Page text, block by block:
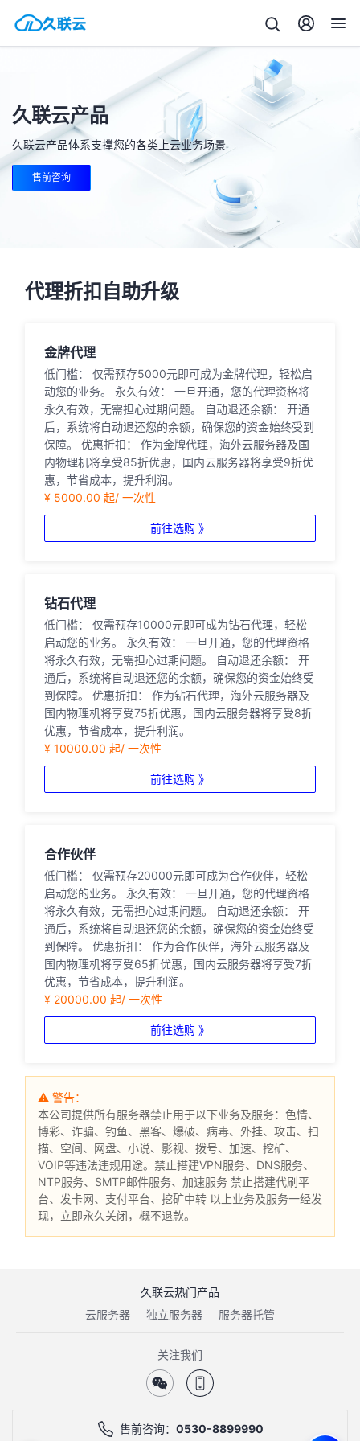
久联云产品
久联云产品体系支撑您的各类上云业务场景
售前咨询
代理折扣自助升级
金牌代理
低门槛： 仅需预存5000元即可成为金牌代理，轻松启
动您的业务。 永久有效： 一旦开通，您的代理资格将
永久有效，无需担心过期问题。 自动退还余额： 开通
后，系统将自动退还您的余额，确保您的资金始终受到
保障。 优惠折扣： 作为金牌代理，海外云服务器及国
内物理机将享受85折优惠，国内云服务器将享受9折优
惠，节省成本，提升利润。
¥ 5000.00 起/ 一次性
前往选购 》
钻石代理
低门槛： 仅需预存10000元即可成为钻石代理，轻松
启动您的业务。 永久有效： 一旦开通，您的代理资格
将永久有效，无需担心过期问题。 自动退还余额： 开
通后，系统将自动退还您的余额，确保您的资金始终受
到保障。 优惠折扣： 作为钻石代理，海外云服务器及
国内物理机将享受75折优惠，国内云服务器将享受8折
优惠，节省成本，提升利润。
¥ 10000.00 起/ 一次性
前往选购 》
合作伙伴
低门槛： 仅需预存20000元即可成为合作伙伴，轻松
启动您的业务。 永久有效： 一旦开通，您的代理资格
将永久有效，无需担心过期问题。 自动退还余额： 开
通后，系统将自动退还您的余额，确保您的资金始终受
到保障。 优惠折扣： 作为合作伙伴，海外云服务器及
国内物理机将享受65折优惠，国内云服务器将享受7折
优惠，节省成本，提升利润。
¥ 20000.00 起/ 一次性
前往选购 》
⚠ 警告：
本公司提供所有服务器禁止用于以下业务及服务：色情、
博彩、诈骗、钓鱼、黑客、爆破、病毒、外挂、攻击、扫
描、空间、网盘、小说、影视、拨号、加速、挖矿、
VOIP等违法违规用途。禁止搭建VPN服务、DNS服务、
NTP服务、SMTP邮件服务、加速服务 禁止搭建代刷平
台、发卡网、支付平台、挖矿中转 以上业务及服务一经发
现，立即永久关闭，概不退款。
久联云热门产品
云服务器
独立服务器 服务器托管
关注我们
售前咨询： 0530-8899990